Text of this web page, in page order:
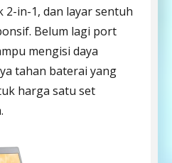
in-1, dan layar sentuh
Belum lagi port
mengisi daya
tahan baterai yang
harga satu set